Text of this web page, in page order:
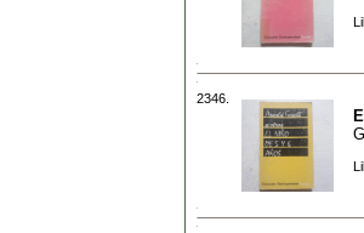
2346.